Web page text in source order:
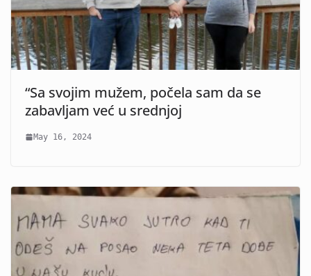
“Sa svojim mužem, počela sam da se
zabavljam već u srednjoj
May 16, 2024